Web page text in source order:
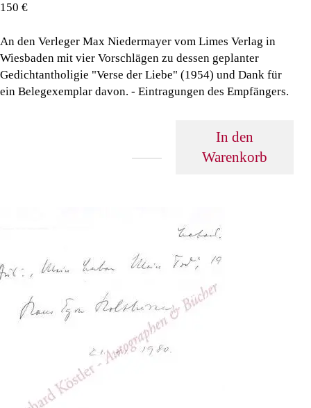
150 €
An den Verleger Max Niedermayer vom Limes Verlag in
Wiesbaden mit vier Vorschlägen zu dessen geplanter
Gedichtantholigie "Verse der Liebe" (1954) und Dank für
ein Belegexemplar davon. - Eintragungen des Empfängers.
In den
Warenkorb